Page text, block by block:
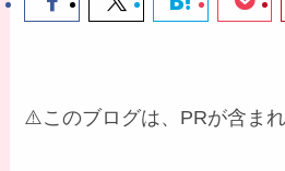
⚠️このブログは、PRが含ま